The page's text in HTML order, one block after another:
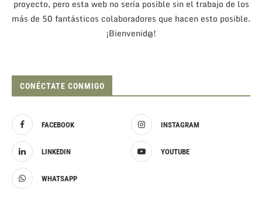
proyecto, pero esta web no sería posible sin el trabajo de los
más de 50 fantásticos colaboradores que hacen esto posible.
¡Bienvenid@!
CONÉCTATE CONMIGO
FACEBOOK INSTAGRAM
LINKEDIN YOUTUBE
WHATSAPP